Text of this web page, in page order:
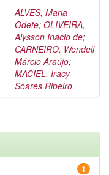
ALVES, Maria
Odete; OLIVEIRA,
Alysson Inácio de;
CARNEIRO, Wendell
Márcio Araújo;
MACIEL, Iracy
Soares Ribeiro
1